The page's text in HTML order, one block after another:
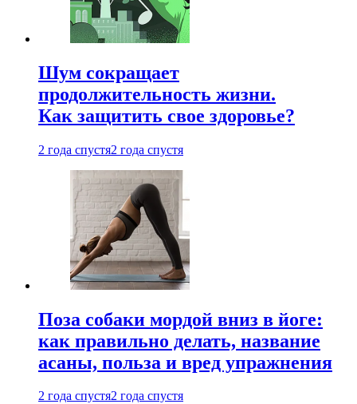
Шум сокращает
продолжительность жизни.
Как защитить свое здоровье?
2 года спустя2 года спустя
Поза собаки мордой вниз в йоге:
как правильно делать, название
асаны, польза и вред упражнения
2 года спустя2 года спустя